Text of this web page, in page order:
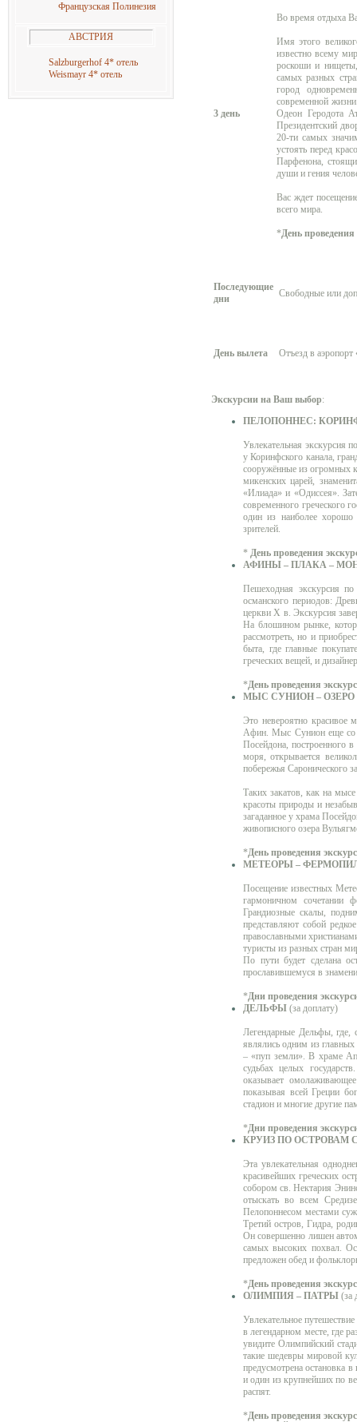
Французская Полинезия
АВСТРИЯ
Salzburgerhof 4* отель
Weismayr 4* отель
3 день
Во время отдыха
Имя этого
известно всему
роскоши и
самых разных
город
современной
Одеон Геродота
Президентский
20-ти самых
устоять перед
Парфенона,
души и гения
Вас ждет
всего мира.
*День проведения
Последующие
дни
Свободные или
День вылета Отъезд в
Экскурсии на Ваш выбор:
ПЕЛОПОННЕС:
Увлекательная экскурсия
у Коринфского канала,
сооружённые из огромных
микенских царей,
«Илиада» и «Одиссея».
современного греческого
один из наиболее хорошо
зрителей.
* День проведения
АФИНЫ – ПЛАКА –
Пешеходная экскурсия
османского периодов:
церкви X в. Экскурсия
На блошином рынке,
рассмотреть, но и
быта, где главные
греческих вещей, и
*День проведения
МЫС СУНИОН – ОЗЕРО
Это невероятно красивое
Афин. Мыс Сунион еще со
Посейдона, построенного
моря, открывается
побережья Саронического
Таких закатов, как на
красоты природы и
загаданное у храма
живописного озера
*День проведения
МЕТЕОРЫ –
Посещение известных
гармоничном сочетании
Грандиозные скалы,
представляют собой
православными
туристы из разных стран
По пути будет сделана
прославившемуся в
*Дни проведения
ДЕЛЬФЫ (за доплату)
Легендарные Дельфы, где,
являлись одним из
– «пуп земли». В храме
судьбах целых
оказывает
показывая всей Греции
стадион и многие другие
*Дни проведения
КРУИЗ ПО ОСТРОВАМ
Эта увлекательная
красивейших греческих
собором св. Нектария
отыскать во всем
Пелопоннесом местами
Третий остров, Гидра,
Он совершенно лишен
самых высоких похвал.
предложен обед и
*День проведения
ОЛИМПИЯ – ПАТРЫ (за
Увлекательное
в легендарном месте, где
увидите Олимпийский
такие шедевры мировой
предусмотрена остановка
и один из крупнейших по
распят.
*День проведения